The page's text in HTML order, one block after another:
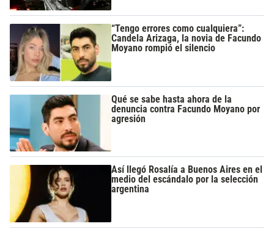
“Tengo errores como cualquiera”:
Candela Arizaga, la novia de Facundo
Moyano rompió el silencio
Qué se sabe hasta ahora de la
denuncia contra Facundo Moyano por
agresión
Así llegó Rosalía a Buenos Aires en el
medio del escándalo por la selección
argentina